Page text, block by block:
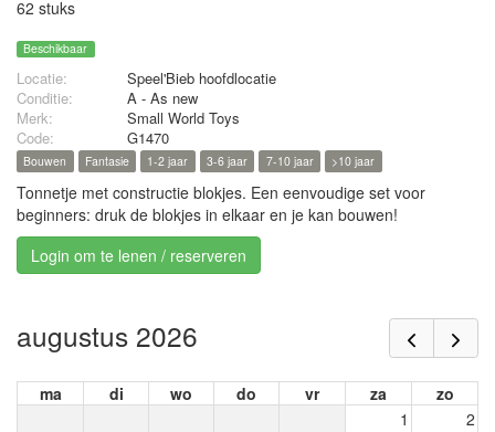
62 stuks
Beschikbaar
Locatie:
Speel'Bieb hoofdlocatie
Conditie:
A - As new
Merk:
Small World Toys
Code:
G1470
Bouwen Fantasie 1-2 jaar 3-6 jaar 7-10 jaar >10 jaar
Tonnetje met constructie blokjes. Een eenvoudige set voor
beginners: druk de blokjes in elkaar en je kan bouwen!
Login om te lenen / reserveren
augustus 2026
ma di wo do vr za
zo
1
2